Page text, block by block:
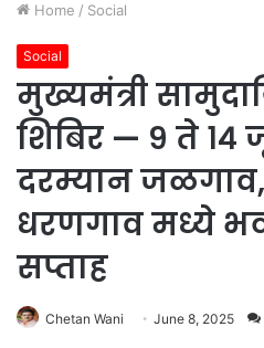
Home / Social
Social
मुख्यमंत्री
शिबिर — ९ ते १४
दरम्यान
धरणगाव मध्ये
सप्ताह
Chetan Wani June 8, 2025